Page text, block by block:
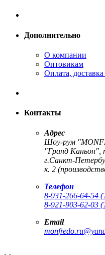
Дополнительно
О компании
Оптовикам
Оплата,
Контакты
Адрес
Шоу-рум
"Гранд Каньон",
г.Санкт-
к. 2
Телефон
8-931-266-64-54
8-921-903-62-03
Email